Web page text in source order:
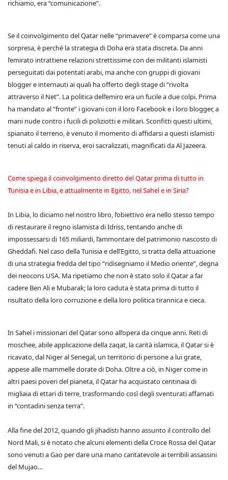
richiamo, era “comunicazione”.
Se il coinvolgimento del Qatar nelle “primavere” è comparsa come una
sorpresa, è perché la strategia di Doha era stata discreta. Da anni
l’emirato intrattiene relazioni strettissime con dei militanti islamisti
perseguitati dai potentati arabi, ma anche con gruppi di giovani
blogger e internauti ai quali ha offerto degli stage di “rivolta
attraverso il Net”. La politica dell’emiro era un fucile a due colpi. Prima
ha mandato al “fronte” i giovani con il loro Facebook e i loro blogger, a
mani nude contro i fucili di poliziotti e militari. Sconfitti questi ultimi,
spianato il terreno, è venuto il momento di affidarsi a questi islamisti
tenuti al caldo in riserva, eroi sacralizzati, magnificati da Al Jazeera.
Come spiega il coinvolgimento diretto del Qatar prima di tutto in
Tunisia e in Libia, e attualmente in Egitto, nel Sahel e in Siria?
In Libia, lo diciamo nel nostro libro, l’obiettivo era nello stesso tempo
di restaurare il regno islamista di Idriss, tentando anche di
impossessarsi di 165 miliardi, l’ammontare del patrimonio nascosto di
Gheddafi. Nel caso della Tunisia e dell’Egitto, si tratta della attuazione
di una strategia fredda del tipo “ridisegniamo il Medio oriente”, degna
dei neocons USA. Ma ripetiamo che non è stato solo il Qatar a far
cadere Ben Ali e Mubarak; la loro caduta è stata prima di tutto il
risultato della loro corruzione e della loro politica tirannica e cieca.
In Sahel i missionari del Qatar sono all’opera da cinque anni. Reti di
moschee, abile applicazione della zaqat, la carità islamica, il Qatar si è
ricavato, dal Niger al Senegal, un territorio di persone a lui grate,
appese alle mammelle dorate di Doha. Oltre a ciò, in Niger come in
altri paesi poveri del pianeta, il Qatar ha acquistato centinaia di
migliaia di ettari di terre, trasformando così degli sventurati affamati
in “contadini senza terra”.
Alla fine del 2012, quando gli jihadisti hanno assunto il controllo del
Nord Mali, si è notato che alcuni elementi della Croce Rossa del Qatar
sono venuti a Gao per dare una mano caritatevole ai terribili assassini
del Mujao…